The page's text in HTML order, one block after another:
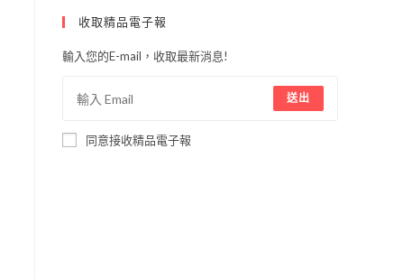
收取精品電子報
輸入您的E-mail，收取最新消息!
送出
同意接收精品電子報